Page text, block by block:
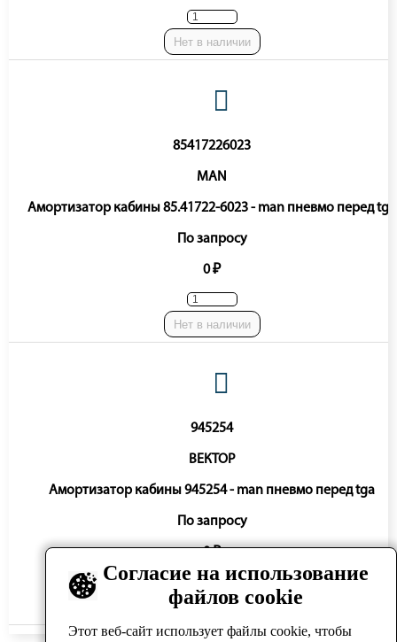
Нет в наличии
85417226023
MAN
Амортизатор кабины 85.41722-6023 - man пневмо перед tga
По запросу
0 ₽
Нет в наличии
945254
ВЕКТОР
Амортизатор кабины 945254 - man пневмо перед tga
По запросу
0 ₽
Нет в наличии
Согласие на использование
файлов cookie
Этот веб-сайт использует файлы cookie, чтобы